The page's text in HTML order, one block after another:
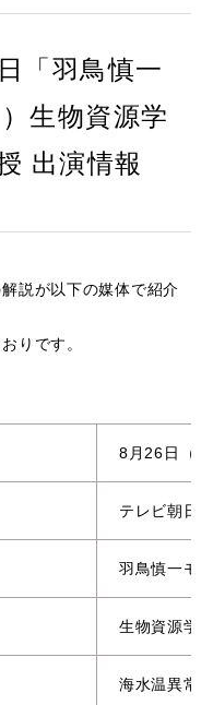
「羽鳥慎一
生物資源学
出演情報
説が以下の媒体で紹介
りです。
8月26日（
テレビ朝日
羽鳥慎一モ
生物資源学
海水温異常